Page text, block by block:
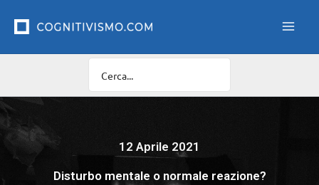
12 Aprile 2021
Disturbo mentale o normale reazione?